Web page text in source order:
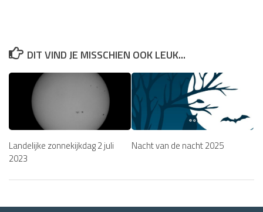
DIT VIND JE MISSCHIEN OOK LEUK...
Landelijke zonnekijkdag 2 juli
2023
Nacht van de nacht 2025